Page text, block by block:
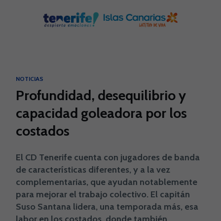
NOTICIAS
Profundidad, desequilibrio y
capacidad goleadora por los
costados
El CD Tenerife cuenta con jugadores de banda
de características diferentes, y a la vez
complementarias, que ayudan notablemente
para mejorar el trabajo colectivo. El capitán
Suso Santana lidera, una temporada más, esa